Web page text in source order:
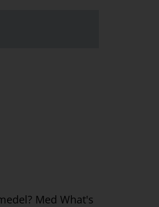
Med What's